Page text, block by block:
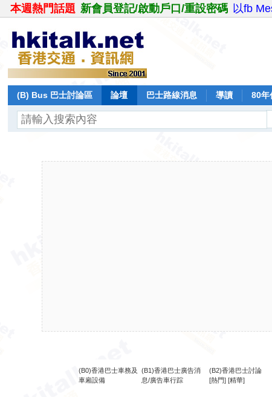
本週熱門話題 新會員登記/啟動戶口/重設密碼 以fb
(B) Bus 巴士討論區 論壇 巴士路線消息 導讀 80年
(B0)香港巴士車務及
車廂設備
(B1)香港巴士廣告消
息/廣告車行踪
(B2)香港巴士討論
[熱門] [精華]